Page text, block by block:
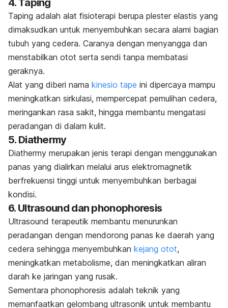
4. Taping
Taping adalah alat fisioterapi berupa plester elastis yang
dimaksudkan untuk menyembuhkan secara alami bagian
tubuh yang cedera. Caranya dengan menyangga dan
menstabilkan otot serta sendi tanpa membatasi
geraknya.
Alat yang diberi nama kinesio tape ini dipercaya mampu
meningkatkan sirkulasi, mempercepat pemulihan cedera,
meringankan rasa sakit, hingga membantu mengatasi
peradangan di dalam kulit.
5. Diathermy
Diathermy merupakan jenis terapi dengan menggunakan
panas yang dialirkan melalui arus elektromagnetik
berfrekuensi tinggi untuk menyembuhkan berbagai
kondisi.
6. Ultrasound dan phonophoresis
Ultrasound terapeutik membantu menurunkan
peradangan dengan mendorong panas ke daerah yang
cedera sehingga menyembuhkan kejang otot,
meningkatkan metabolisme, dan meningkatkan aliran
darah ke jaringan yang rusak.
Sementara phonophoresis adalah teknik yang
memanfaatkan gelombang ultrasonik untuk membantu